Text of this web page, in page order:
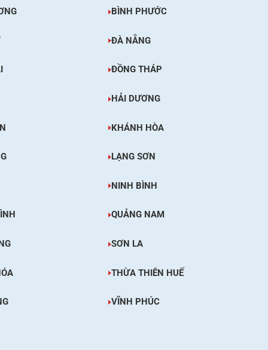
BÌNH PHƯỚC
ĐÀ NẴNG
ĐỒNG THÁP
HẢI DƯƠNG
KHÁNH HÒA
LẠNG SƠN
NINH BÌNH
QUẢNG NAM
SƠN LA
THỪA THIÊN HUẾ
VĨNH PHÚC